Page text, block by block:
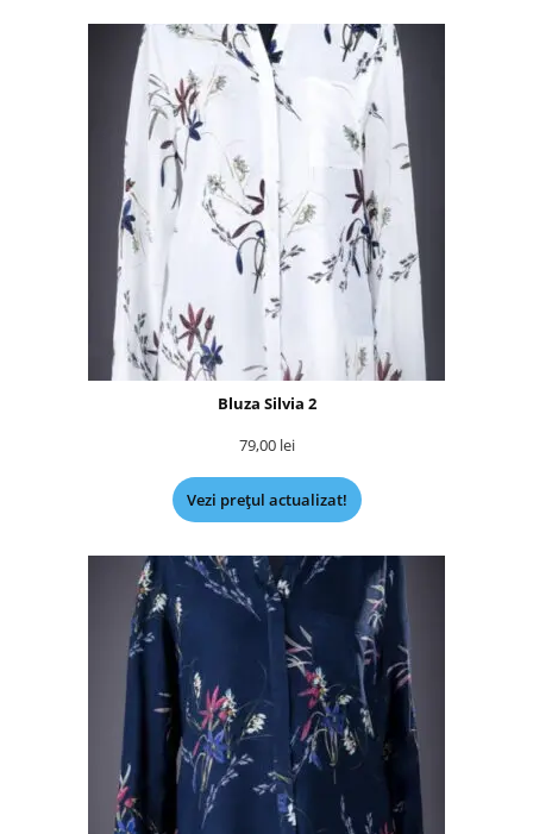
Bluza Silvia 2
79,00 lei
Vezi prețul actualizat!